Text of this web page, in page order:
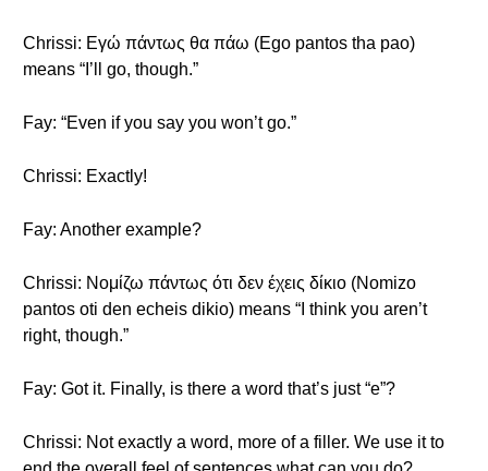
Chrissi: Εγώ πάντως θα πάω (Ego pantos tha pao)
means “I’ll go, though.”
Fay: “Even if you say you won’t go.”
Chrissi: Exactly!
Fay: Another example?
Chrissi: Νομίζω πάντως ότι δεν έχεις δίκιο (Nomizo
pantos oti den echeis dikio) means “I think you aren’t
right, though.”
Fay: Got it. Finally, is there a word that’s just “e”?
Chrissi: Not exactly a word, more of a filler. We use it to